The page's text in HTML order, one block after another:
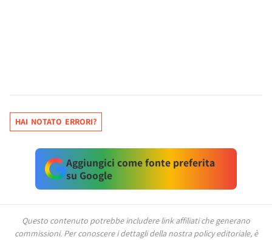
HAI NOTATO ERRORI?
Aggiungici come fonte preferita
su Google
Questo contenuto potrebbe includere link affiliati che generano
commissioni. Per conoscere i dettagli della nostra policy editoriale, è